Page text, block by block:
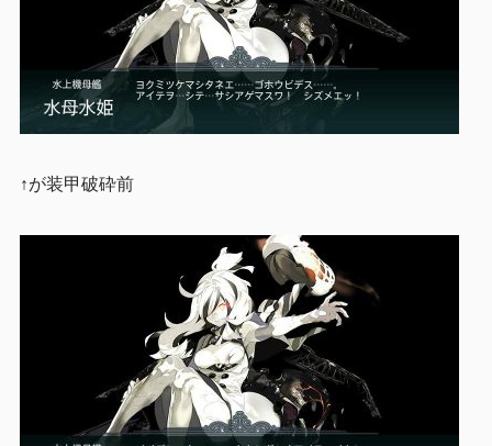
↑が装甲破砕前